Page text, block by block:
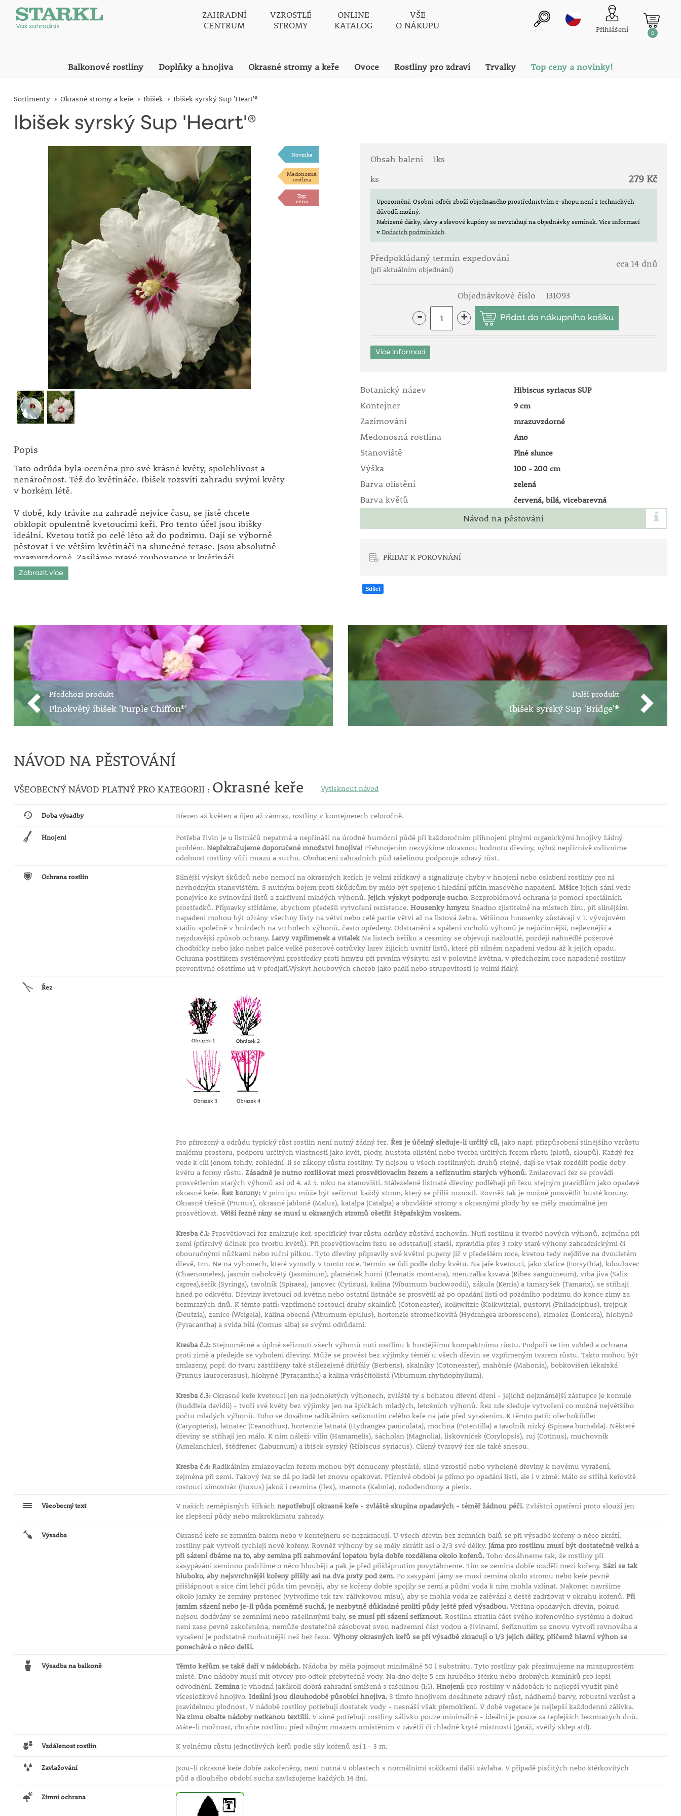
ZAHRADNÍ
CENTRUM
VZROSTLÉ
STROMY
ONLINE
KATALOG
VŠE
O NÁKUPU
Přihlášení 0
Balkonové rostliny Doplňky a hnojiva Okrasné stromy a keře Ovoce Rostliny pro zdraví Trvalky Top ceny a novinky!
Sortimenty Okrasné stromy a keře Ibišek Ibišek syrský Sup 'Heart'®
Ibišek syrský Sup 'Heart'®
Novinka
Medonosná
rostlina
Top
cena
Popis
Tato odrůda byla oceněna pro své krásné květy, spolehlivost a
nenáročnost. Též do květináče. Ibišek rozsvítí zahradu svými květy
v horkém létě.
V době, kdy trávíte na zahradě nejvíce času, se jistě chcete
obklopit opulentně kvetoucími keři. Pro tento účel jsou ibišky
ideální. Kvetou totiž po celé léto až do podzimu. Dají se výborně
pěstovat i ve větším květináči na slunečné terase. Jsou absolutně
mrazuvzdorné. Zasíláme pravé roubovance v květináči.
Zemina je ideální živná, kyprá, dostatečně propustná. Výhony
místo (vhodná jsou zákoutí u domů či zdí). Řadí se mezi
nejkrásnější a velmi ceněné zahradní rostliny.
Stanoviště: plné slunce.
Doba kvetení: červenec - říjen.
Výška: 1 - 2 m.
Zobrazit více
Obsah balení
1ks
ks
279 Kč
Upozornění: Osobní odběr zboží objednaného prostřednictvím e-shopu není z technických
důvodů možný.
Nabízené dárky, slevy a slevové kupóny se nevztahují na objednávky semínek. Více informací
vDodacích podmínkách.
Předpokládaný termín expedování
(při aktuálním objednání)
cca 14 dnů
Objednávkové číslo 131093
- +
Více informací
Botanický název Hibiscus syriacus SUP
Kontejner 9 cm
Zazimování mrazuvzdorné
Medonosná rostlina Ano
Stanoviště Plné slunce
Výška 100 - 200 cm
Barva olistění zelená
Barva květů červená, bílá, vicebarevná
Návod na pěstování
PŘIDAT K POROVNÁNÍ
Sdílet
Předchozí produkt
Plnokvětý ibišek 'Purple Chiffon®'
Další produkt
Ibišek syrský Sup 'Bridge'®
NÁVOD NA PĚSTOVÁNÍ
VŠEOBECNÝ NÁVOD PLATNÝ PRO KATEGORII : Okrasné keře Vytisknout návod
Doba výsadby Březen až květen a říjen až zámraz, rostliny v kontejnerech celoročně.
Hnojení
Potřeba živin je u listnáčů nepatrná a nepřináší na úrodné humózní půdě při každoročním přihnojení plnými organickými hnojivy žádný
problém. Nepřekračujeme doporučené množství hnojiva! Přehnojením nezvýšíme okrasnou hodnotu dřeviny, nýbrž nepříznivě ovlivníme
odolnost rostliny vůči mrazu a suchu. Obohacení zahradních půd rašelinou podporuje zdravý růst.
Ochrana rostlin
Silnější výskyt škůdců nebo nemocí na okrasných keřích je velmi zřídkavý a signalizuje chyby v hnojení nebo oslabení rostliny pro ni
nevhodným stanovištěm. S nutným bojem proti škůdcům by mělo být spojeno i hledání příčin masového napadení. MšiceJejich sání vede
ponejvíce ke svinování listů a zakřivení mladých výhonů. Jejich výskyt podporuje sucho.Bezproblémová ochrana je pomocí speciálních
prostředků. Přípravky střídáme, abychom předešli vytvoření rezistence. Housenky hmyzuSnadno zjistitelné na místech žíru, při silnějším
napadení mohou být ožrány všechny listy na větvi nebo celé partie větví až na listová žebra. Většinou housenky zůstávají v 1. vývojovém
stádiu společně v hnízdech na vrcholech výhonů, často opředeny. Odstranění a spálení vrcholů výhonů je nejúčinnější, nejlevnější a
nejzdravější způsob ochrany. Larvy vzpřímenek a vrtalekNa listech šeříku a cesmíny se objevují nažloutlé, později nahnědlé požerové
chodbičky nebo jako nehet palce velké požerové ostrůvky larev žijících uvnitř listů, které při silném napadení vedou až k jejich opadu.
Ochrana postřikem systémovými prostředky proti hmyzu při prvním výskytu asi v polovině května, v předchozím roce napadené rostliny
preventivně ošetříme už v předjaří.Výskyt houbových chorob jako padlí nebo strupovitosti je velmi řídký.
Řez
Pro přirozený a odrůdu typický růst rostlin není nutný žádný řez. Řez je účelný sleduje-li určitý cíl,jako např. přizpůsobení silnějšího vzrůstu
malému prostoru, podporu určitých vlastností jako květ, plody, hustota olistění nebo tvorba určitých forem růstu (plotů, sloupů). Každý řez
vede k cíli jenom tehdy, zohlední-li se zákony růstu rostliny. Ty nejsou u všech rostlinných druhů stejné, dají se však rozdělit podle doby
květu a formy růstu. Zásadně je nutno rozlišovat mezi prosvětlovacím řezem a seříznutím starých výhonů.Zmlazovací řez se provádí
prosvětlením starých výhonů asi od 4. až 5. roku na stanovišti. Stálezelené listnaté dřeviny podléhají při řezu stejným pravidlům jako opadavé
okrasné keře. Řez koruny:V principu může být seříznut každý strom, který se příliš rozrostl. Rovněž tak je možné prosvětlit husté koruny.
Okrasné třešně (Prunus), okrasné jabloně (Malus), katalpa (Catalpa) a obzvláště stromy s okrasnými plody by se měly maximálně jen
prosvětlovat. Větší řezné rány se musí u okrasných stromů ošetřit štěpařským voskem.
Kresba č.1:Prosvětlovací řez zmlazuje keř, specifický tvar růstu odrůdy zůstává zachován. Nutí rostlinu k tvorbě nových výhonů, zejména při
zemi (příznivý účinek pro tvorbu květů). Při prosvětlovacím řezu se odstraňují starší, zpravidla přes 3 roky staré výhony zahradnickými či
obouručnými nůžkami nebo ruční pilkou. Tyto dřeviny připravily své květní pupeny již v předešlém roce, kvetou tedy nejdříve na dvouletém
dřevě, tzn. Ne na výhonech, které vyrostly v tomto roce. Termín se řídí podle doby květu. Na jaře kvetoucí, jako zlatice (Forsythia), kdoulovec
(Chaenomeles), jasmín nahokvětý (Jasminum), plamének horní (Clematis montana), meruzalka krvavá (Ribes sanguineum), vrba jíva (Salix
caprea),šeřík (Syringa), tavolník (Spiraea), janovec (Cytisus), kalina (Viburnum burkwoodii), zákula (Kerria) a tamaryšek (Tamarix), se stříhají
hned po odkvětu. Dřeviny kvetoucí od května nebo ostatní listnáče se prosvětlí až po opadání listí od pozdního podzimu do konce zimy za
bezmrazých dnů. K těmto patří: vzpřímeně rostoucí druhy skalníků (Cotoneaster), kolkwitzie (Kolkwitzia), pustoryl (Philadelphus), trojpuk
(Deutzia), zanice (Weigela), kalina obecná (Viburnum opulus), hortenzie stromečkovitá (Hydrangea arborescens), zimolez (Lonicera), hlohyně
(Pyracantha) a svída bílá (Cornus alba) se svými odrůdami.
Kresba č.2:Stejnoměrné a úplné seříznutí všech výhonů nutí rostlinu k hustějšímu kompaktnímu růstu. Podpoří se tím vzhled a ochrana
proti zimě a předejde se vyholení dřeviny. Může se provést bez výjimky téměř u všech dřevin se vzpřímeným tvarem růstu. Takto mohou být
zmlazeny, popř. do tvaru zastřiženy také stálezelené dřišťály (Berberis), skalníky (Cotoneaster), mahónie (Mahonia), bobkovišeň lékařská
(Prunus laurocerasus), hlohyně (Pyracantha) a kalina vrásčitolistá (Viburnum rhytidophyllum).
Kresba č.3:Okrasné keře kvetoucí jen na jednoletých výhonech, zvláště ty s bohatou dřevní dření - jejichž nejznámější zástupce je komule
(Buddleia davidii) - tvoří své květy bez výjimky jen na špičkách mladých, letošních výhonů. Řez zde sleduje vytvoření co možná největšího
počtu mladých výhonů. Toho se dosáhne radikálním seříznutím celého keře na jaře před vyrašením. K těmto patří: ořechokřídlec
(Caryopteris), latnatec (Ceanothus), hortenzie latnatá (Hydrangea paniculata), mochna (Potentilla) a tavolník nízký (Spiraea bumalda). Některé
dřeviny se stříhají jen málo. K nim náleží: vilín (Hamamelis), šácholan (Magnolia), lískovníček (Corylopsis), ruj (Cotinus), muchovník
(Amelanchier), štědřenec (Laburnum) a ibišek syrský (Hibiscus syriacus). Cílený tvarový řez ale také snesou.
Kresba č.4:Radikálním zmlazovacím řezem mohou být donuceny přestárlé, silně vzrostlé nebo vyholené dřeviny k novému vyrašení,
zejména při zemi. Takový řez se dá po řadě let znovu opakovat. Příznivé období je přímo po opadání listí, ale i v zimě. Málo se stříhá keřovitě
rostoucí zimostráz (Buxus) jakož i cesmína (Ilex), mamota (Kalmia), rododendrony a pieris.
Všeobecný text V našich zeměpisných šířkách nepotřebují okrasné keře - zvláště skupina opadavých - téměř žádnou péči.Zvláštní opatření proto slouží jen
ke zlepšení půdy nebo mikroklimatu zahrady.
Výsadba
Okrasné keře se zemním balem nebo v kontejneru se nezakracují. U všech dřevin bez zemních balů se při výsadbě kořeny o něco zkrátí,
rostliny pak vytvoří rychleji nové kořeny. Rovněž výhony by se měly zkrátit asi o 2/3 své délky. Jáma pro rostlinu musí být dostatečně velká a
při sázení dbáme na to, aby zemina při zahrnování lopatou byla dobře rozdělena okolo kořenů.Toho dosáhneme tak, že rostliny při
zasypávání zeminou podržíme o něco hlouběji a pak je před přišlápnutím povytáhneme. Tím se zemina dobře rozdělí mezi kořeny. Sází se tak
hluboko, aby nejsvrchnější kořeny přišly asi na dva prsty pod zem.Po zasypání jámy se musí zemina okolo stromu nebo keře pevně
přišlápnout a sice čím lehčí půda tím pevněji, aby se kořeny dobře spojily se zemí a půdní voda k nim mohla vzlínat. Nakonec navršíme
okolo jamky ze zeminy prstenec (vytvoříme tak tzv. zálivkovou mísu), aby se mohla voda ze zalévání a deště zadržovat v okruhu kořenů. Při
jarním sázení nebo je-li půda poměrně suchá, je nezbytné důkladné prolití půdy ještě před výsadbou.Většina opadavých dřevin, pokud
nejsou dodávány se zemními nebo rašelinnými baly, se musí při sázení seříznout.Rostlina ztratila část svého kořenového systému a dokud
není zase pevně zakořeněna, nemůže dostatečně zásobovat svou nadzemní část vodou a živinami. Seříznutím se znovu vytvoří rovnováha a
vyrašení je podstatně mohutnější než bez řezu. Výhony okrasných keřů se při výsadbě zkracují o 1/3 jejich délky, přičemž hlavní výhon se
ponechává o něco delší.
Výsadba na balkoně Těmto keřům se také daří v nádobách.Nádoba by měla pojmout minimálně 50 l substrátu. Tyto rostliny pak přezimujeme na mrazuprostém
místě. Dno nádoby musí mít otvory pro odtok přebytečné vody. Na dno dejte 5 cm hrubého štěrku nebo drobných kamínků pro lepší
odvodnění. Zeminaje vhodná jakákoli dobrá zahradní smíšená s rašelinou (1:1). Hnojení:pro rostliny v nádobách je nejlepší využít plné
vícesložkové hnojivo. Ideální jsou dlouhodobě působící hnojiva.S tímto hnojivem dosáhnete zdravý růst, nádherné barvy, robustní vzrůst a
pravidelnou plodnost. V nádobě rostliny potřebují dostatek vody - nesnáší však přemokření. V době vegetace je nejlepší každodenní zálivka.
Na zimu obalte nádoby netkanou textilií.V zimě potřebují rostliny zálivku pouze minimálně - ideální je pouze za teplejších bezmrazých dnů.
Máte-li možnost, chraňte rostlinu před silným mrazem umístěním v závětří či chladné kryté místnosti (garáž, světlý sklep atd).
Vzdálenost rostlin K volnému růstu jednotlivých keřů podle síly kořenů asi 1 - 3 m.
Zavlažování
Jsou-li okrasné keře dobře zakořeněny, není nutná v oblastech s normálními srážkami další závlaha. V případě písčitých nebo štěrkovitých
půd a dlouhého období sucha zavlažujeme každých 14 dní.
Zimní ochrana